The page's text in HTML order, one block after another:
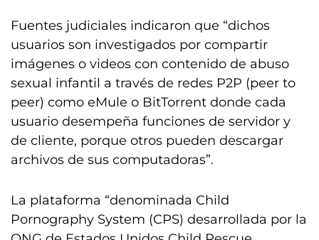
Fuentes judiciales indicaron que “dichos
usuarios son investigados por compartir
imágenes o videos con contenido de abuso
sexual infantil a través de redes P2P (peer to
peer) como eMule o BitTorrent donde cada
usuario desempeña funciones de servidor y
de cliente, porque otros pueden descargar
archivos de sus computadoras”.
La plataforma “denominada Child
Pornography System (CPS) desarrollada por la